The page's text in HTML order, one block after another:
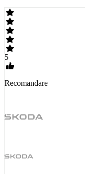
5
Recomandare